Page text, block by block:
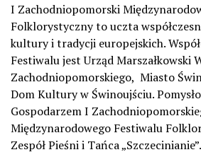
I Zachodniopomorski
Folklorystyczny to uczta
kultury i tradycji europejskich.
Festiwalu jest Urząd Marszałkowski
Zachodniopomorskiego, Miasto
Dom Kultury w Świnoujściu.
Gospodarzem I
Międzynarodowego Festiwalu
Zespół Pieśni i Tańca „Szczecinianie”.